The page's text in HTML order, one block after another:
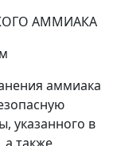
АММИАКА
аммиака
указанного в